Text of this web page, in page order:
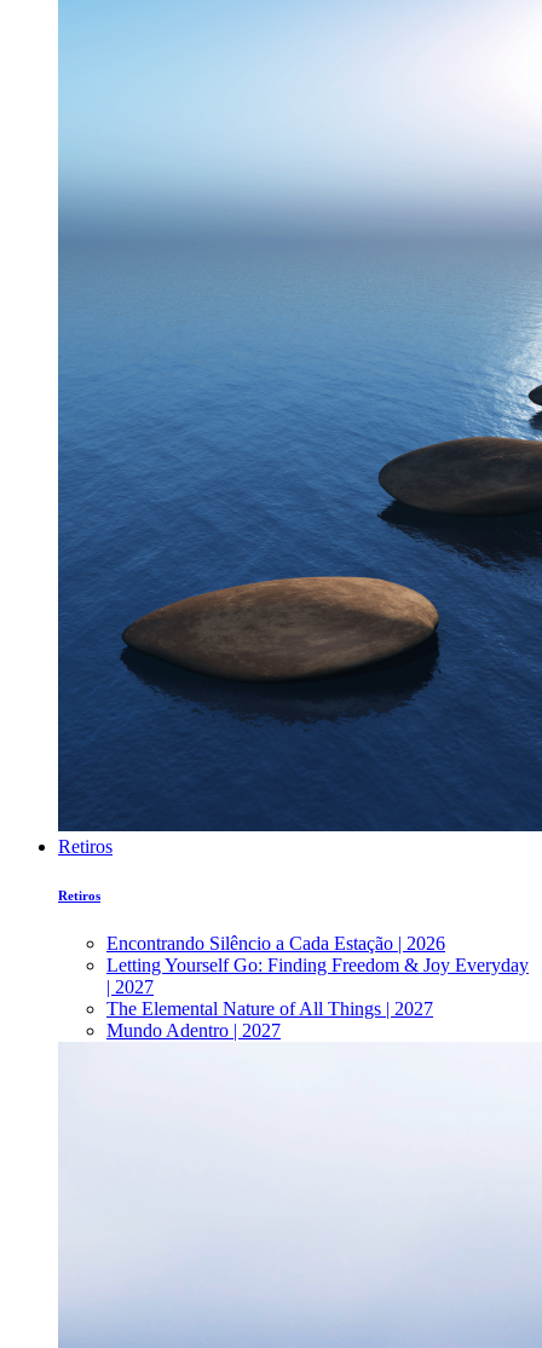
Retiros
Retiros
Encontrando Silêncio a Cada Estação | 2026
Letting Yourself Go: Finding Freedom & Joy Everyday
| 2027
The Elemental Nature of All Things | 2027
Mundo Adentro | 2027